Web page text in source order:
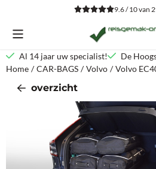
Cookievoorkeuren zijn beschikbaar.
9.6 / 10van
Al 14 jaar uw specialist! De
Home / CAR-BAGS / Volvo / Volvo
overzicht